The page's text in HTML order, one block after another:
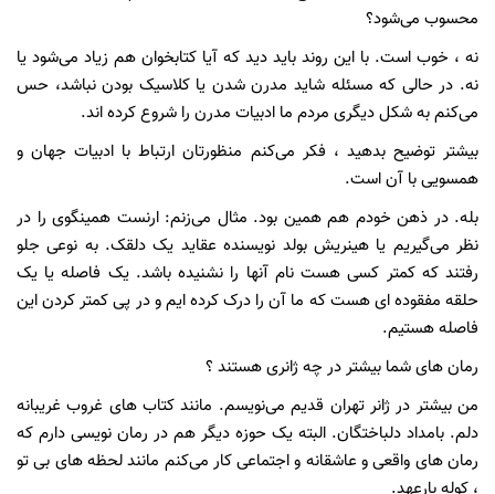
محسوب می‌شود؟
نه ، خوب است. با این روند باید دید که آیا کتابخوان هم زیاد می‌شود یا
نه. در حالی که مسئله شاید مدرن شدن یا کلاسیک بودن نباشد، حس
می‌کنم به شکل دیگری مردم ما ادبیات مدرن را شروع کرده اند.
بیشتر توضیح بدهید ، فکر می‌کنم منظورتان ارتباط با ادبیات جهان و
همسویی با آن است.
بله. در ذهن خودم هم همین بود. مثال می‌زنم: ارنست همینگوی را در
نظر می‌گیریم یا هینریش بولد نویسنده عقاید یک دلقک. به نوعی جلو
رفتند که کمتر کسی هست نام آنها را نشنیده باشد. یک فاصله یا یک
حلقه مفقوده ای هست که ما آن را درک کرده ایم و در پی کمتر کردن این
فاصله هستیم.
رمان های شما بیشتر در چه ژانری هستند ؟
من بیشتر در ژانر تهران قدیم می‌نویسم. مانند کتاب های غروب غریبانه
دلم. بامداد دلباختگان. البته یک حوزه دیگر هم در رمان نویسی دارم که
رمان های واقعی و عاشقانه و اجتماعی کار می‌کنم مانند لحظه های بی تو